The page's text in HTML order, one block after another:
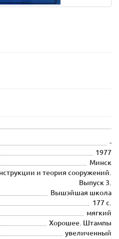
-
1977
Минск
и теория сооружений.
Выпуск 3.
Вышэйшая школа
177 с.
мягкий
Хорошее. Штампы
увеличенный